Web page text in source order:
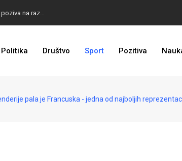
BIVŠI KAPITEN ZMAJEVA U VELIKOM BIZNISU: Na mjestu propale tvornice niče stambeni kompleks
Politika Društvo Sport Pozitiva
pala je Francuska - jedna od najboljih